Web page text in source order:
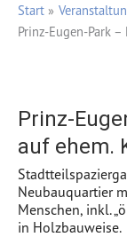
Start
Prinz-Eugen-Park
Prinz-
auf ehem.
Neubauquartier
Menschen, inkl.
in Holzbauweise.